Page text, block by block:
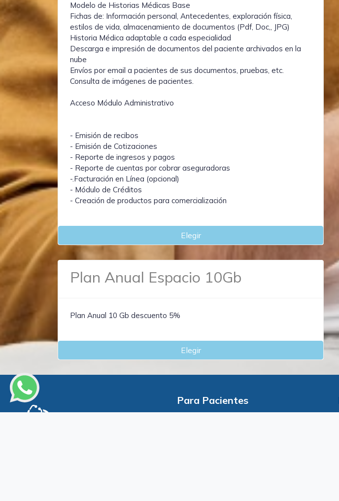
Modelo de Historias Médicas Base
Fichas de: Información personal, Antecedentes, exploración física,
estilos de vida, almacenamiento de documentos (Pdf, Doc,, JPG)
Historia Médica adaptable a cada especialidad
Descarga e impresión de documentos del paciente archivados en la
nube
Envíos por email a pacientes de sus documentos, pruebas, etc.
Consulta de imágenes de pacientes.
Acceso Módulo Administrativo
- Emisión de recibos
- Emisión de Cotizaciones
- Reporte de ingresos y pagos
- Reporte de cuentas por cobrar aseguradoras
-.Facturación en Línea (opcional)
- Módulo de Créditos
- Creación de productos para comercialización
Elegir
Plan Anual Espacio 10Gb
Plan Anual 10 Gb descuento 5%
Elegir
Para Pacientes